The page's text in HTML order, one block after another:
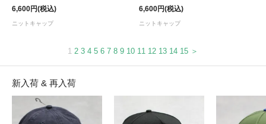
6,600円(税込)
ニットキャップ
6,600円(税込)
ニットキャップ
1 2 3 4 5 6 7 8 9 10 11 12 13 14 15 ＞
新入荷 & 再入荷